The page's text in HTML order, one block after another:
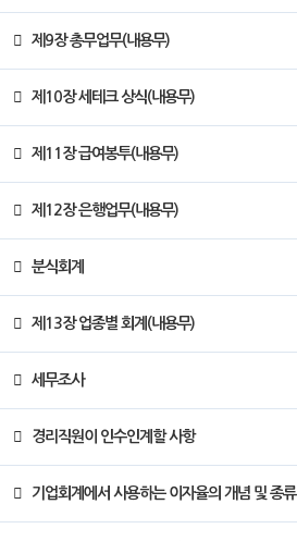
제9장 총무업무(내용무)
제10장 세테크 상식(내용무)
제11장 급여봉투(내용무)
제12장 은행업무(내용무)
분식회계
제13장 업종별 회계(내용무)
세무조사
경리직원이 인수인계할 사항
기업회계에서 사용하는 이자율의 개념 및 종류